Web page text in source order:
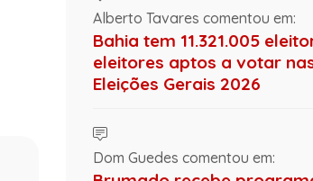
Alberto Tavares comentou em:
Bahia tem 11.321.005
eleitores aptos a votar
Eleições Gerais 2026
Dom Guedes comentou em: